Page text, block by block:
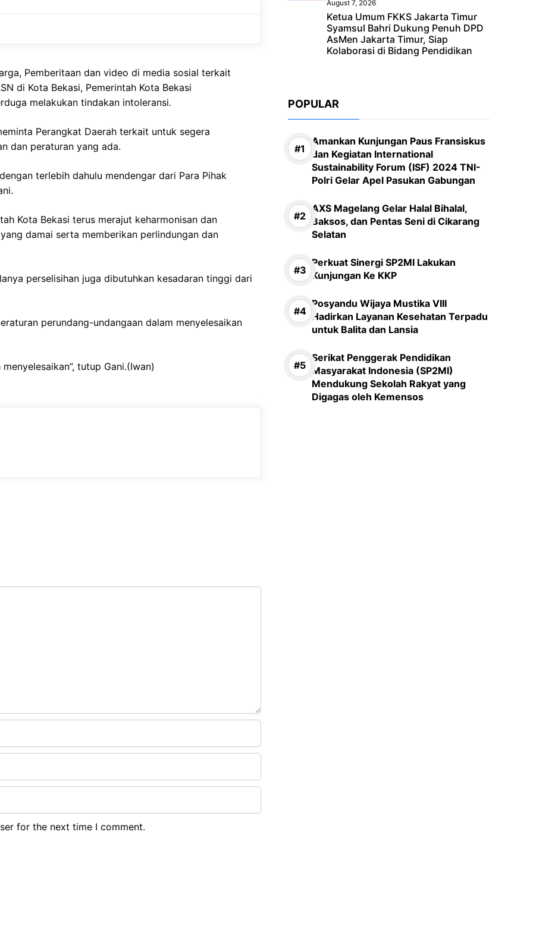
o
k
A
p
a
Pemberitaan dan video di media sosial terkait
di Kota Bekasi, Pemerintah Kota Bekasi
melakukan tindakan intoleransi.
Perangkat Daerah terkait untuk segera
dan peraturan yang ada.
terlebih dahulu mendengar dari Para Pihak
Kota Bekasi terus merajut keharmonisan dan
damai serta memberikan perlindungan dan
perselisihan juga dibutuhkan kesadaran tinggi dari
perundang-undangaan dalam menyelesaikan
tutup Gani.(Iwan)
for the next time I comment.
August 7, 2026
Ketua Umum FKKS Jakarta Timur
Syamsul Bahri Dukung Penuh DPD
AsMen Jakarta Timur, Siap
Kolaborasi di Bidang Pendidikan
POPULAR
Amankan Kunjungan Paus Fransiskus
dan Kegiatan International
Sustainability Forum (ISF) 2024 TNI-
Polri Gelar Apel Pasukan Gabungan
AXS Magelang Gelar Halal Bihalal,
Baksos, dan Pentas Seni di Cikarang
Selatan
Perkuat Sinergi SP2MI Lakukan
Kunjungan Ke KKP
Posyandu Wijaya Mustika VIII
Hadirkan Layanan Kesehatan Terpadu
untuk Balita dan Lansia
Serikat Penggerak Pendidikan
Masyarakat Indonesia (SP2MI)
Mendukung Sekolah Rakyat yang
Digagas oleh Kemensos